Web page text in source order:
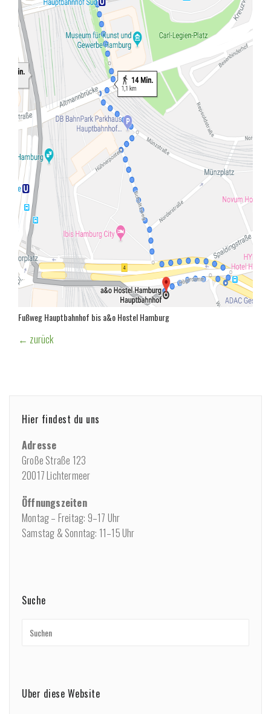
Fußweg Hauptbahnhof bis a&o Hostel Hamburg
← zurück
Hier findest du uns
Adresse
Große Straße 123
20017 Lichtermeer
Öffnungszeiten
Montag – Freitag: 9–17 Uhr
Samstag & Sonntag: 11–15 Uhr
Suche
Über diese Website